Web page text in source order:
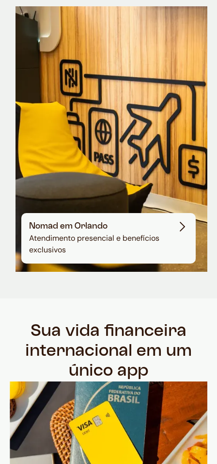
Nomad Explorer
Cartão de crédito brasileiro com cashback
em dólar
Nomad em Orlando
Atendimento presencial e benefícios
exclusivos
Sua vida financeira
internacional em um
único app